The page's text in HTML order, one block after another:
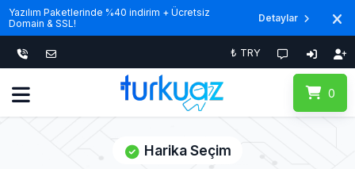
Yazılım Paketlerinde %40 indirim + Ücretsiz
Domain & SSL!
Detaylar
₺ TRY
0
Harika Seçim